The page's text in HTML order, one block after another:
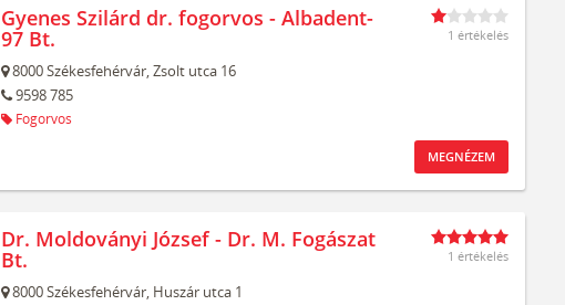
Gyenes Szilárd dr. fogorvos - Albadent-
97 Bt.
8000Székesfehérvár,Zsolt utca 16
9598 785
Fogorvos
1 értékelés
MEGNÉZEM
Dr. Moldoványi József - Dr. M. Fogászat
Bt.
8000Székesfehérvár, Huszár utca 1
1 értékelés